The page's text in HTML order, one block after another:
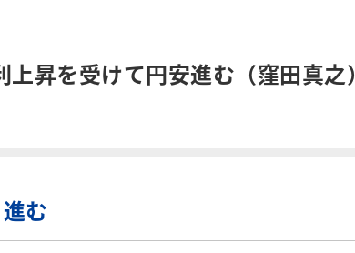
昇を受けて円安進む（窪田真之）
む